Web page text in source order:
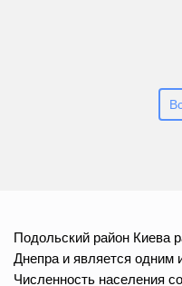
Подольский район Киева
Днепра и является одним
Численность населения